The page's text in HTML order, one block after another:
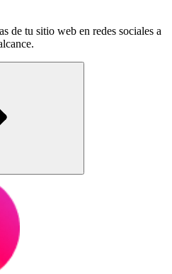
de tu sitio web en redes sociales a